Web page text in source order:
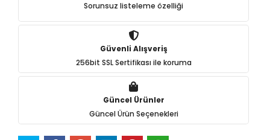
Sorunsuz listeleme özelliği
Güvenli Alışveriş
256bit SSL Sertifikası ile koruma
Güncel Ürünler
Güncel Ürün Seçenekleri